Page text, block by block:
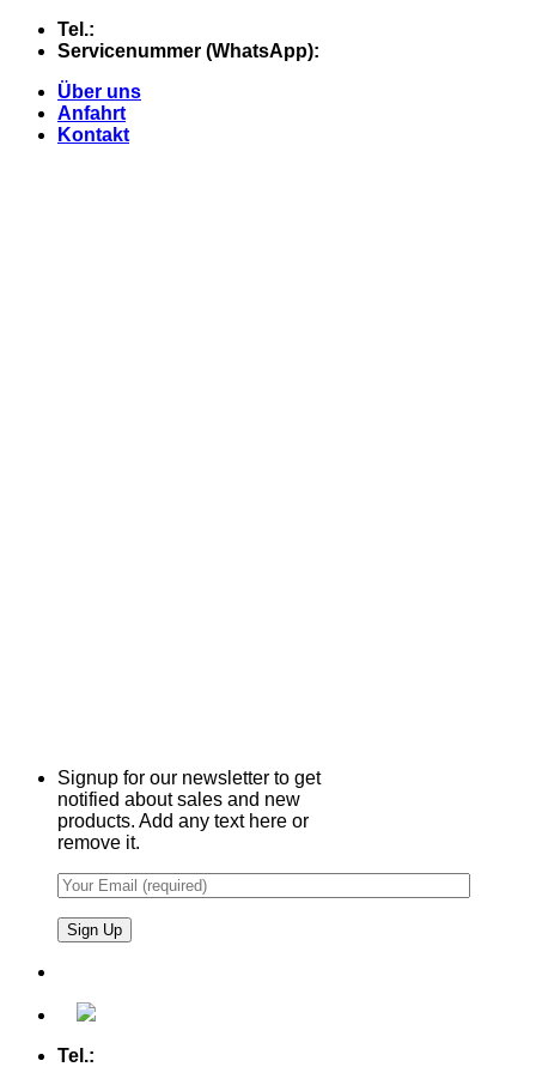
Skip
Tel.:
Servicenummer (WhatsApp):
Über uns
Anfahrt
Kontakt
Signup for our newsletter to get
notified about sales and new
products. Add any text here or
remove it.
Tel.: